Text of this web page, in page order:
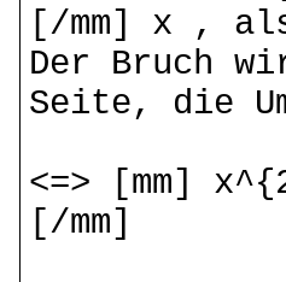
[/mm] x ,
Der Bruch
Seite, die
<=> [mm]
[/mm]